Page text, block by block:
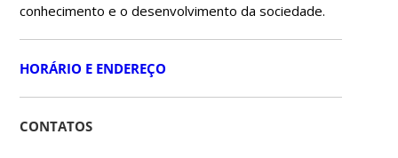
conhecimento e o desenvolvimento da sociedade.
HORÁRIO E ENDEREÇO
CONTATOS